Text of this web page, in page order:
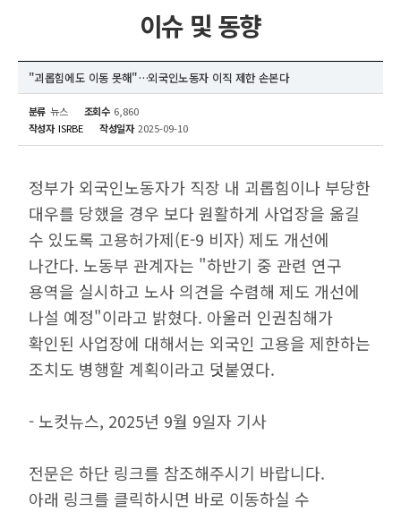
이슈 및 동향
"괴롭힘에도 이동 못해"…외국인노동자 이직 제한 손본다
분류 뉴스 조회수 6,860
작성자 ISRBE 작성일자 2025-09-10
정부가 외국인노동자가 직장 내 괴롭힘이나 부당한
대우를 당했을 경우 보다 원활하게 사업장을 옮길
수 있도록 고용허가제(E-9 비자) 제도 개선에
나간다. 노동부 관계자는 "하반기 중 관련 연구
용역을 실시하고 노사 의견을 수렴해 제도 개선에
나설 예정"이라고 밝혔다. 아울러 인권침해가
확인된 사업장에 대해서는 외국인 고용을 제한하는
조치도 병행할 계획이라고 덧붙였다.
- 노컷뉴스, 2025년 9월 9일자 기사
전문은 하단 링크를 참조해주시기 바랍니다.
아래 링크를 클릭하시면 바로 이동하실 수